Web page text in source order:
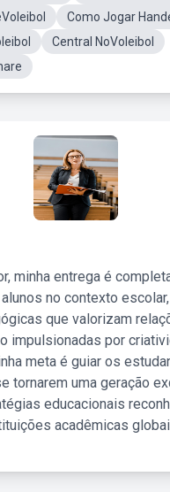
Como Jogar
Central NoVoleibol
minha entrega é
no contexto
que valorizam
impulsionadas por
meta é guiar os
tornarem uma geração
educacionais
acadêmicas